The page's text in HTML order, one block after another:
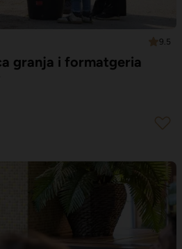
9.5
granja i formatgeria